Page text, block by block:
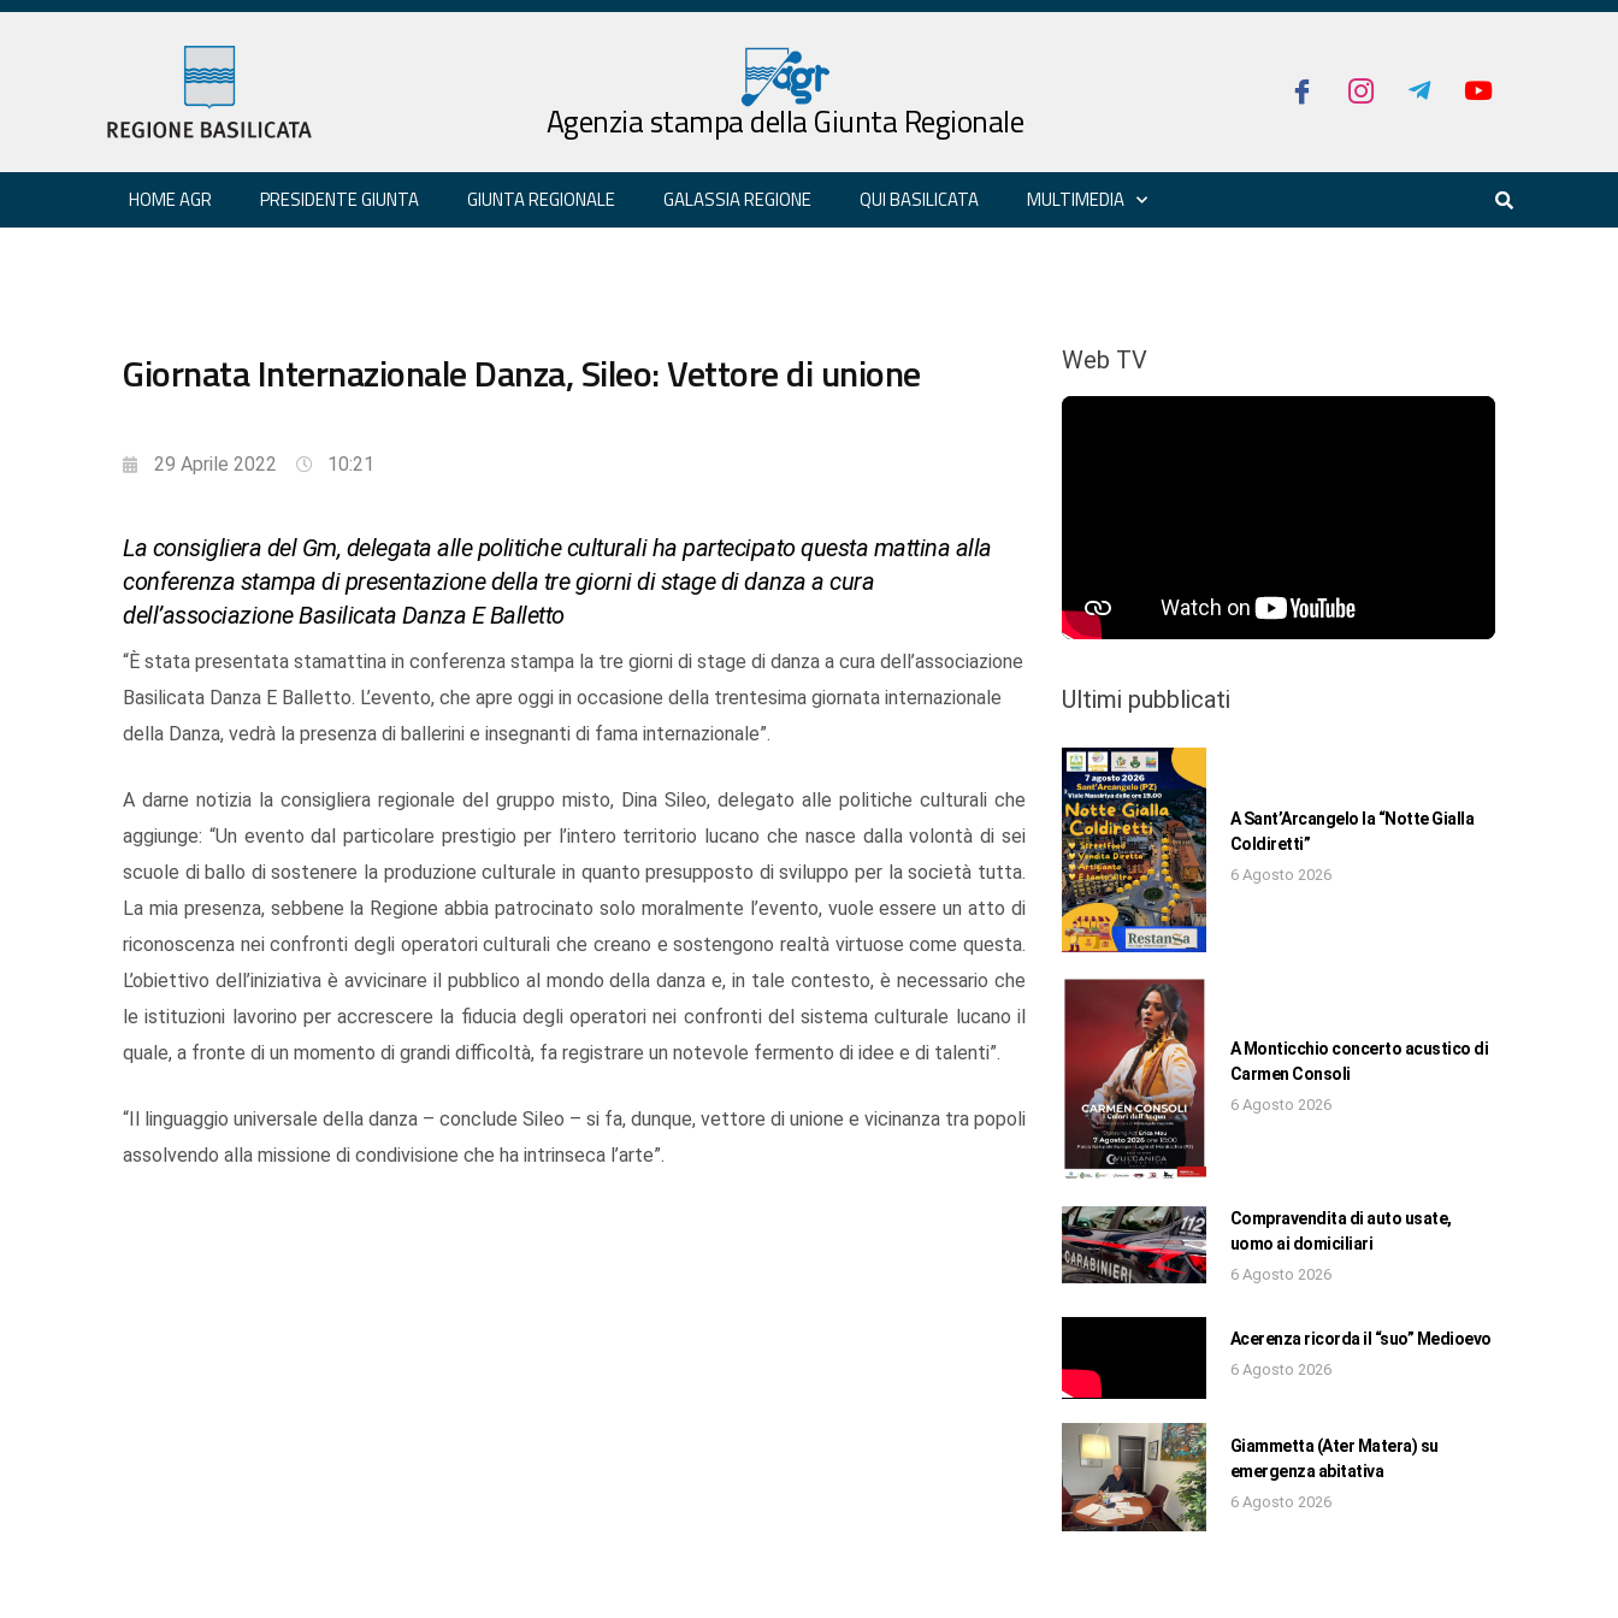
Agenzia stampa della Giunta Regionale
HOME AGR PRESIDENTE GIUNTA GIUNTA REGIONALE GALASSIA REGIONE QUI BASILICATA MULTIMEDIA
Giornata Internazionale Danza, Sileo: Vettore di unione
29 Aprile 2022 10:21
La consigliera del Gm, delegata alle politiche culturali ha partecipato questa mattina alla
conferenza stampa di presentazione della tre giorni di stage di danza a cura
dell’associazione Basilicata Danza E Balletto
“È stata presentata stamattina in conferenza stampa la tre giorni di stage di danza a cura dell’associazione
Basilicata Danza E Balletto. L’evento, che apre oggi in occasione della trentesima giornata internazionale
della Danza, vedrà la presenza di ballerini e insegnanti di fama internazionale”.
A darne notizia la consigliera regionale del gruppo misto, Dina Sileo, delegato alle politiche culturali che
aggiunge: “Un evento dal particolare prestigio per l’intero territorio lucano che nasce dalla volontà di sei
scuole di ballo di sostenere la produzione culturale in quanto presupposto di sviluppo per la società tutta.
La mia presenza, sebbene la Regione abbia patrocinato solo moralmente l’evento, vuole essere un atto di
riconoscenza nei confronti degli operatori culturali che creano e sostengono realtà virtuose come questa.
L’obiettivo dell’iniziativa è avvicinare il pubblico al mondo della danza e, in tale contesto, è necessario che
le istituzioni lavorino per accrescere la fiducia degli operatori nei confronti del sistema culturale lucano il
quale, a fronte di un momento di grandi difficoltà, fa registrare un notevole fermento di idee e di talenti”.
“Il linguaggio universale della danza – conclude Sileo – si fa, dunque, vettore di unione e vicinanza tra popoli
assolvendo alla missione di condivisione che ha intrinseca l’arte”.
Web TV
Ultimi pubblicati
A Sant’Arcangelo la “Notte Gialla
Coldiretti”
6 Agosto 2026
A Monticchio concerto acustico di
Carmen Consoli
6 Agosto 2026
Compravendita di auto usate,
uomo ai domiciliari
6 Agosto 2026
Acerenza ricorda il “suo” Medioevo
6 Agosto 2026
Giammetta (Ater Matera) su
emergenza abitativa
6 Agosto 2026